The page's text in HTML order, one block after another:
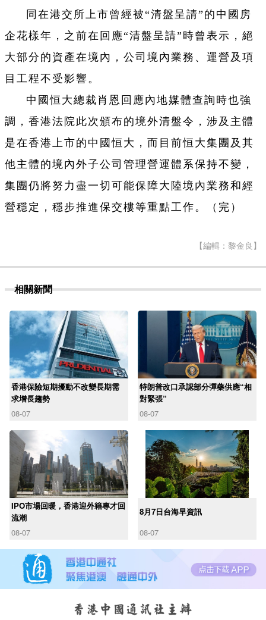
同在港交所上市曾經被“清盤呈請”的中國房
企花樣年，之前在回應“清盤呈請”時曾表示，絕
大部分的資產在境內，公司境內業務、運營及項
目工程不受影響。
中國恒大總裁肖恩回應內地媒體查詢時也強
調，香港法院此次頒布的境外清盤令，涉及主體
是在香港上市的中國恒大，而目前恒大集團及其
他主體的境內外子公司管理營運體系保持不變，
集團仍將努力盡一切可能保障大陸境內業務和經
營穩定，穩步推進保交樓等重點工作。（完）
【編輯：黎金良】
相關新聞
香港保險短期擾動不改變長期需
求增長趨勢
08-07
特朗普改口承認部分彈藥供應“相
對緊張”
08-07
IPO市場回暖，香港迎外籍專才回
流潮
08-07
8月7日台海早資訊
08-07